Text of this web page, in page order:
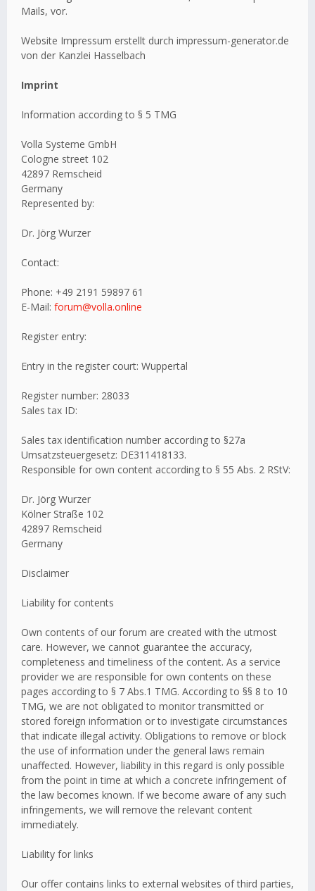
Mails, vor.
Website Impressum erstellt durch impressum-generator.de
von der Kanzlei Hasselbach
Imprint
Information according to § 5 TMG
Volla Systeme GmbH
Cologne street 102
42897 Remscheid
Germany
Represented by:
Dr. Jörg Wurzer
Contact:
Phone: +49 2191 59897 61
E-Mail: forum@volla.online
Register entry:
Entry in the register court: Wuppertal
Register number: 28033
Sales tax ID:
Sales tax identification number according to §27a
Umsatzsteuergesetz: DE311418133.
Responsible for own content according to § 55 Abs. 2 RStV:
Dr. Jörg Wurzer
Kölner Straße 102
42897 Remscheid
Germany
Disclaimer
Liability for contents
Own contents of our forum are created with the utmost
care. However, we cannot guarantee the accuracy,
completeness and timeliness of the content. As a service
provider we are responsible for own contents on these
pages according to § 7 Abs.1 TMG. According to §§ 8 to 10
TMG, we are not obligated to monitor transmitted or
stored foreign information or to investigate circumstances
that indicate illegal activity. Obligations to remove or block
the use of information under the general laws remain
unaffected. However, liability in this regard is only possible
from the point in time at which a concrete infringement of
the law becomes known. If we become aware of any such
infringements, we will remove the relevant content
immediately.
Liability for links
Our offer contains links to external websites of third parties,